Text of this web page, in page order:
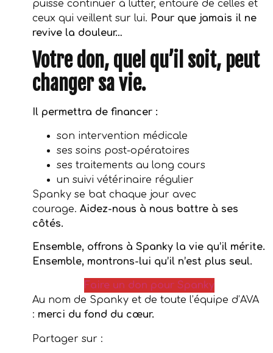
puisse continuer à lutter, entouré de celles et
ceux qui veillent sur lui. Pour que jamais il ne
revive la douleur…
Votre don, quel qu’il soit, peut
changer sa vie.
Il permettra de financer :
son intervention médicale
ses soins post-opératoires
ses traitements au long cours
un suivi vétérinaire régulier
Spanky se bat chaque jour avec
courage. Aidez-nous à nous battre à ses
côtés.
Ensemble, offrons à Spanky la vie qu’il mérite.
Ensemble, montrons-lui qu’il n’est plus seul.
Faire un don pour Spanky
Au nom de Spanky et de toute l’équipe d’AVA
: merci du fond du cœur.
Partager sur :